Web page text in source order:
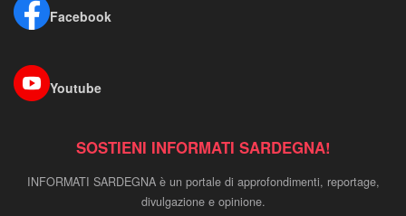
Facebook
Youtube
SOSTIENI INFORMATI SARDEGNA!
INFORMATI SARDEGNA è un portale di approfondimenti, reportage,
divulgazione e opinione.